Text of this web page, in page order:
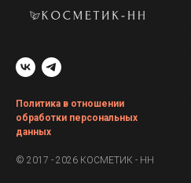
Политика в отношении
обработки персональных
данных
© 2017 - 2026 КОСМЕТИК - НН